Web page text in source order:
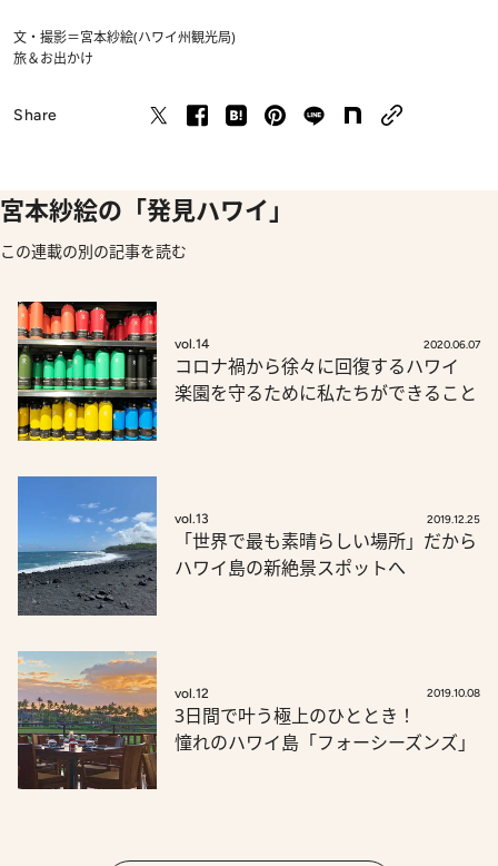
文・撮影＝宮本紗絵(ハワイ州観光局)
旅＆お出かけ
Share
宮本紗絵の「発見ハワイ」
この連載の別の記事を読む
vol.14 2020.06.07
コロナ禍から徐々に回復するハワイ
楽園を守るために私たちができること
vol.13 2019.12.25
「世界で最も素晴らしい場所」だから
ハワイ島の新絶景スポットへ
vol.12 2019.10.08
3日間で叶う極上のひととき！
憧れのハワイ島「フォーシーズンズ」